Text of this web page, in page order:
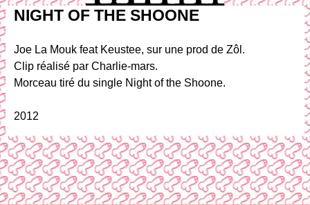
NIGHT OF THE SHOONE
Joe La Mouk feat Keustee, sur une prod de Zôl.
Clip réalisé par Charlie-mars.
Morceau tiré du single Night of the Shoone.
2012